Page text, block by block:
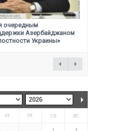
очередным
Азербайджаном
Украины»
ЧТ ПТ СБ ВС